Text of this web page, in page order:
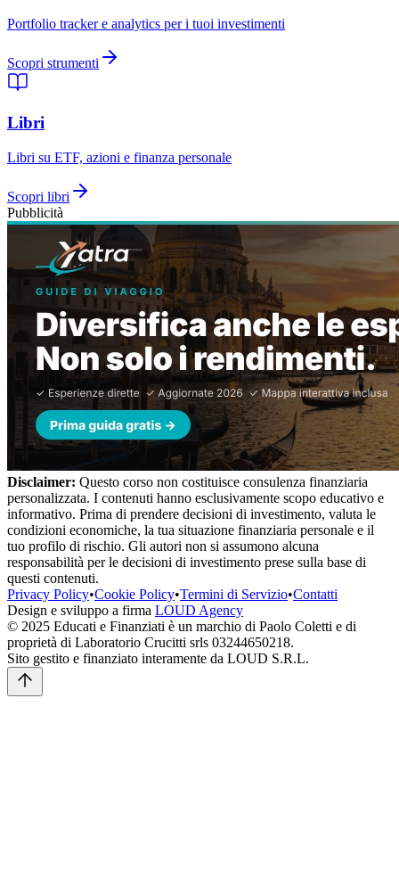
Portfolio tracker e analytics per i tuoi investimenti
Scopri strumenti
Libri
Libri su ETF, azioni e finanza personale
Scopri libri
Pubblicità
Disclaimer: Questo corso non costituisce consulenza finanziaria
personalizzata. I contenuti hanno esclusivamente scopo educativo e
informativo. Prima di prendere decisioni di investimento, valuta le
condizioni economiche, la tua situazione finanziaria personale e il
tuo profilo di rischio. Gli autori non si assumono alcuna
responsabilità per le decisioni di investimento prese sulla base di
questi contenuti.
Privacy Policy•Cookie Policy•Termini di Servizio•Contatti
Design e sviluppo a firma LOUD Agency
© 2025 Educati e Finanziati è un marchio di Paolo Coletti e di
proprietà di Laboratorio Crucitti srls 03244650218.
Sito gestito e finanziato interamente da LOUD S.R.L.